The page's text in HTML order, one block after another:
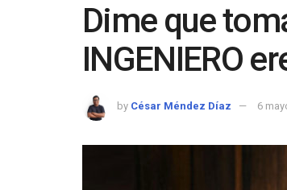
Dime que
INGENIERO
by César Méndez Díaz 6